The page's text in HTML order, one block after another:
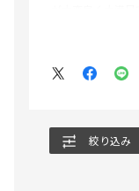
また何かあれば
絞り込み